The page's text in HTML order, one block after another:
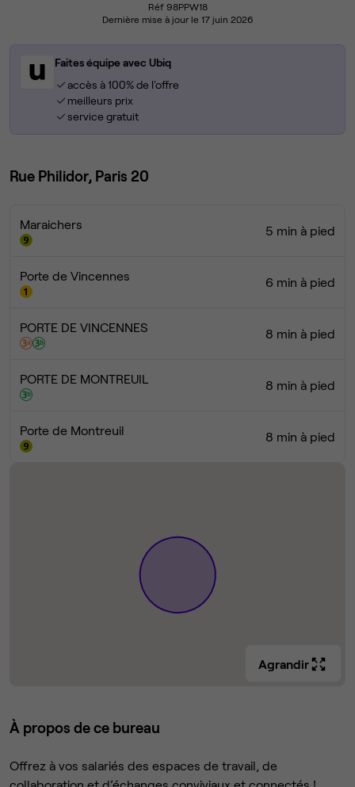
Réf 98PPW18
Dernière mise à jour le 17 juin 2026
Faites équipe avec Ubiq
accès à 100% de l'offre
meilleurs prix
service gratuit
Rue Philidor, Paris 20
Maraichers 5 min à pied
Porte de Vincennes 6 min à pied
PORTE DE VINCENNES 8 min à pied
PORTE DE MONTREUIL 8 min à pied
Porte de Montreuil 8 min à pied
Agrandir
À propos de ce bureau
Offrez à vos salariés des espaces de travail, de